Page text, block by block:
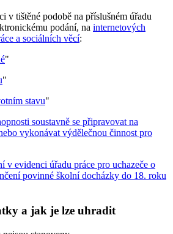
v tištěné podobě na příslušném úřadu
podání, na internetových
a sociálních věcí:
"
"
stavu"
soustavně se připravovat na
vykonávat výdělečnou činnost pro
v evidenci úřadu práce pro uchazeče o
povinné školní docházky do 18. roku
a jak je lze uhradit